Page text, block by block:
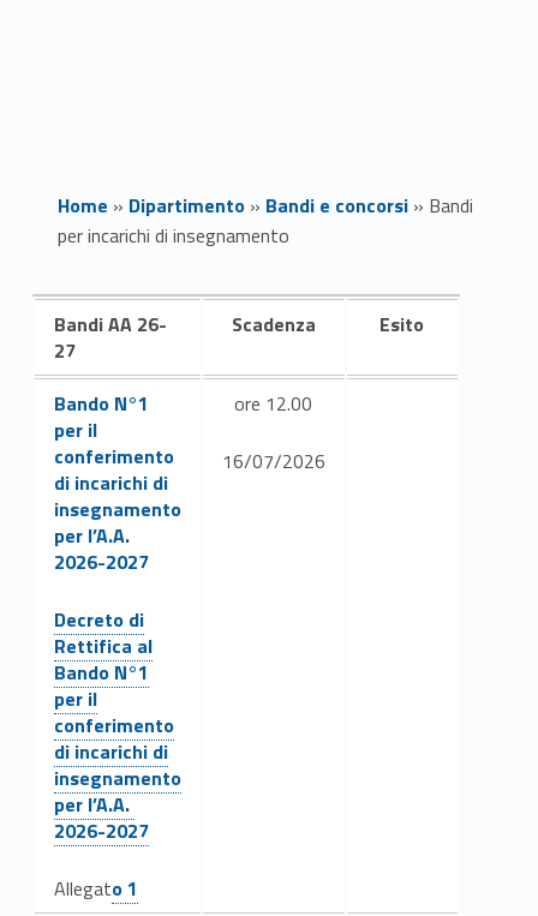
Home » Dipartimento» Bandi e concorsi» Bandi
per incarichi di insegnamento
B
a
n
Bandi AA 26-
27
Scadenza Esito
Link identifier #identifier__67775-1
Bando N°1
per il
conferimento
di incarichi di
insegnamento
per l’A.A.
2026-2027
Link identifier #identifier__106443-2
Decreto di
Rettifica al
Bando N°1
per il
conferimento
di incarichi di
insegnamento
per l’A.A.
2026-2027
AllegatLink identifier #identifier__161386-3
o 1
ore 12.00
16/07/2026